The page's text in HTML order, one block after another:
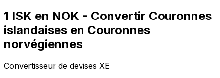
1 ISK en NOK - Convertir Couronnes
islandaises en Couronnes
norvégiennes
Convertisseur de devises XE